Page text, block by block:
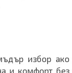
избор ако
и комфорт без